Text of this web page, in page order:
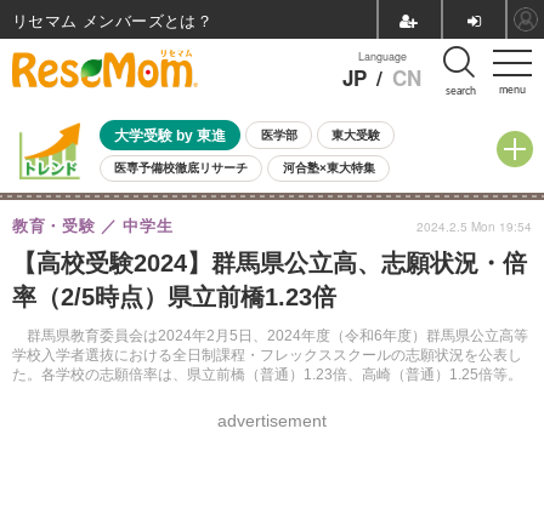
menu
Language
JP / CN search
大学受験 by 東進 医学部 東大受験
医専予備校徹底リサーチ 河合塾×東大特集
親子で考える大学選び 高校受験 中学受験 小学校受験
共通テスト 夏休み
8月開催イベント・WS 全国公立高校 過去問 人気記事
自由研究教材（小学生向け） 自由研究教材（中学生向け）
【高校受験2024】群馬県公立高、志願状況・倍
率（2/5時点）県立前橋1.23倍
群馬県教育委員会は2024年2月5日、2024年度（令和6年度）群馬県公立高等
学校入学者選抜における全日制課程・フレックススクールの志願状況を公表し
た。各学校の志願倍率は、県立前橋（普通）1.23倍、高崎（普通）1.25倍等。
教育・受験 中学生
advertisement
2024.2.5 Mon 19:54
リセマム メンバーズ